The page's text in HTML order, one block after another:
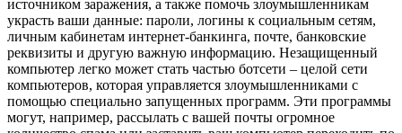
источником заражения, а также помочь злоумышленникам
украсть ваши данные: пароли, логины к социальным сетям,
личным кабинетам интернет-банкинга, почте, банковские
реквизиты и другую важную информацию. Незащищенный
компьютер легко может стать частью ботсети – целой сети
компьютеров, которая управляется злоумышленниками с
помощью специально запущенных программ. Эти программы
могут, например, рассылать с вашей почты огромное